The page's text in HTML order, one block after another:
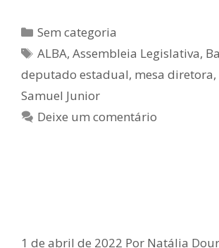
Sem categoria
ALBA,Assembleia Legislativa,
deputado estadual, mesa diretora,
Samuel Junior
Deixe um comentário
1 de abril de 2022 Por Natália